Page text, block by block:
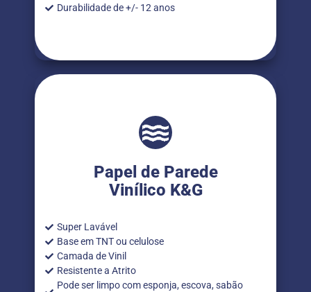
Durabilidade de +/- 12 anos
Papel de Parede
Vinílico K&G
Super Lavável
Base em TNT ou celulose
Camada de Vinil
Resistente a Atrito
Pode ser limpo com esponja, escova, sabão